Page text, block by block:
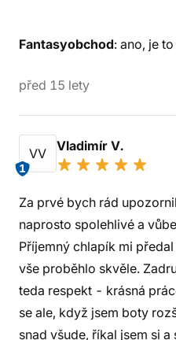
Fantasyobchod: ano, je
před 15 lety
VV
1
Vladimír V.
Za prvé bych rád
naprosto spolehlivé a
Příjemný chlapík mi
vše proběhlo skvěle.
teda respekt - krásná
se ale, když jsem boty
snad všude, říkal jsem si a